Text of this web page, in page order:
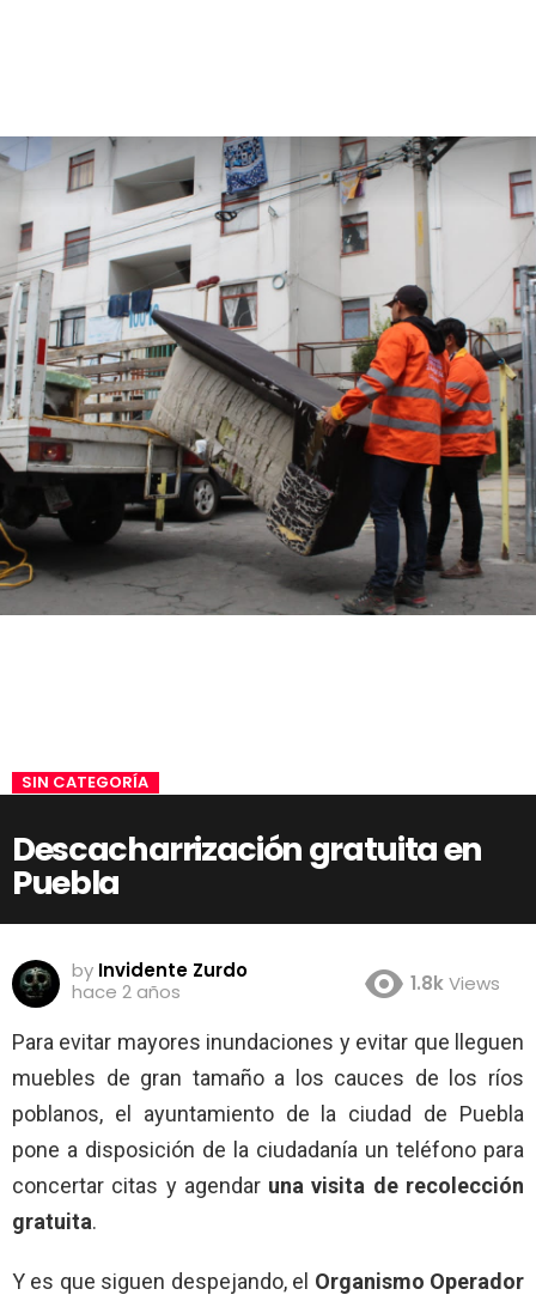
SIN CATEGORÍA
Descacharrización gratuita en
Puebla
by Invidente Zurdo
hace 2 años
1.8kViews
Para evitar mayores inundaciones y evitar que lleguen
muebles de gran tamaño a los cauces de los ríos
poblanos, el ayuntamiento de la ciudad de Puebla
pone a disposición de la ciudadanía un teléfono para
concertar citas y agendar una visita de recolección
gratuita.
Y es que siguen despejando, el Organismo Operador